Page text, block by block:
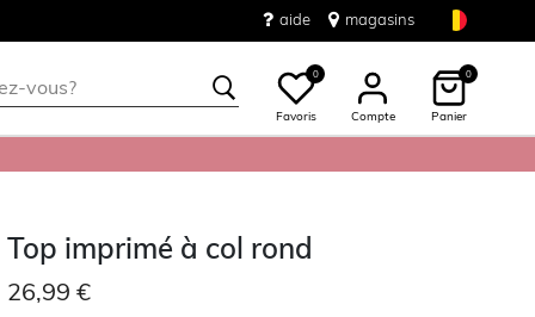
aide magasins
0
Favoris Compte
0
Panier
Top imprimé à col rond
26,99 €